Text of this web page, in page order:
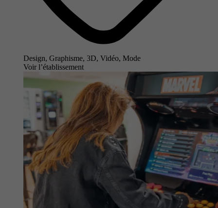
Design, Graphisme, 3D, Vidéo, Mode
Voir l’établissement